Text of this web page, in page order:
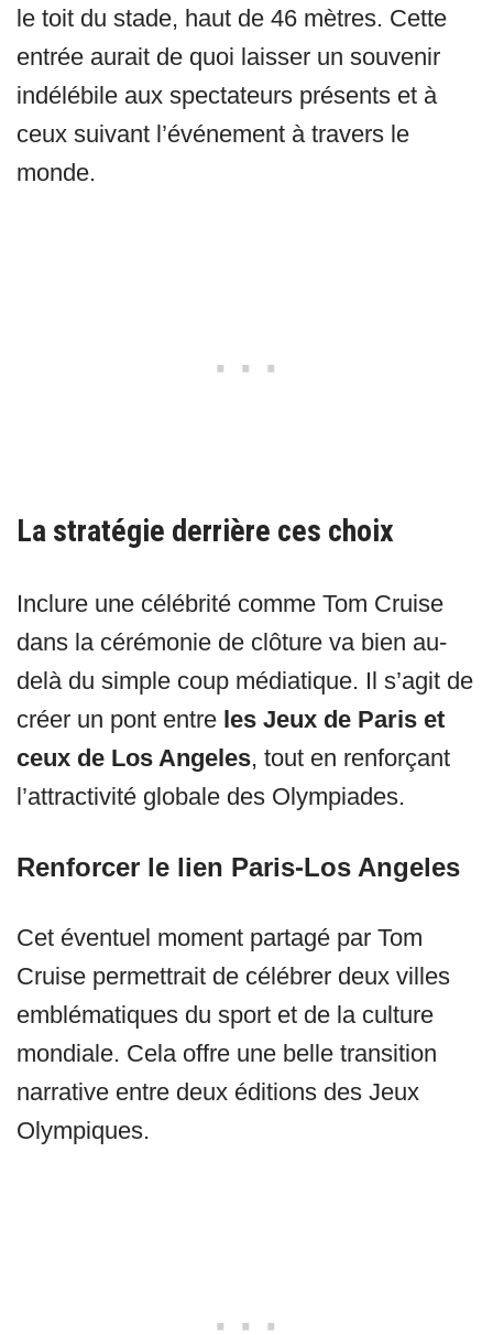
le toit du stade, haut de 46 mètres. Cette
entrée aurait de quoi laisser un souvenir
indélébile aux spectateurs présents et à
ceux suivant l’événement à travers le
monde.
La stratégie derrière ces choix
Inclure une célébrité comme Tom Cruise
dans la cérémonie de clôture va bien au-
delà du simple coup médiatique. Il s’agit de
créer un pont entre les Jeux de Paris et
ceux de Los Angeles, tout en renforçant
l’attractivité globale des Olympiades.
Renforcer le lien Paris-Los Angeles
Cet éventuel moment partagé par Tom
Cruise permettrait de célébrer deux villes
emblématiques du sport et de la culture
mondiale. Cela offre une belle transition
narrative entre deux éditions des Jeux
Olympiques.